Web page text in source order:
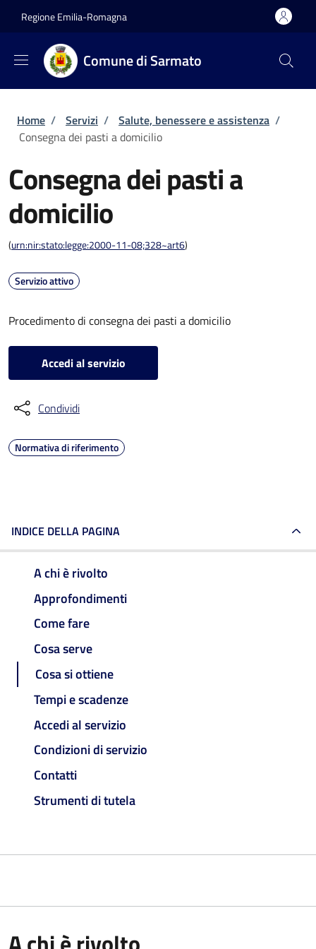
Regione Emilia-Romagna
Comune di Sarmato
Briciole di pane
Home / Servizi / Salute, benessere e assistenza /
Consegna dei pasti a domicilio
Consegna dei pasti a
domicilio
(urn:nir:stato:legge:2000-11-08;328~art6)
Servizio attivo
Procedimento di consegna dei pasti a domicilio
Accedi al servizio
Condividi
Normativa di riferimento
INDICE DELLA PAGINA
A chi è rivolto
Approfondimenti
Come fare
Cosa serve
Cosa si ottiene
Tempi e scadenze
Accedi al servizio
Condizioni di servizio
Contatti
Strumenti di tutela